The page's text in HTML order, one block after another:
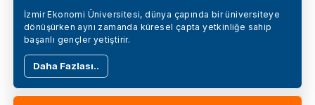
İzmir Ekonomi Üniversitesi, dünya çapında bir üniversiteye
dönüşürken aynı zamanda küresel çapta yetkinliğe sahip
başarılı gençler yetiştirir.
Daha Fazlası..